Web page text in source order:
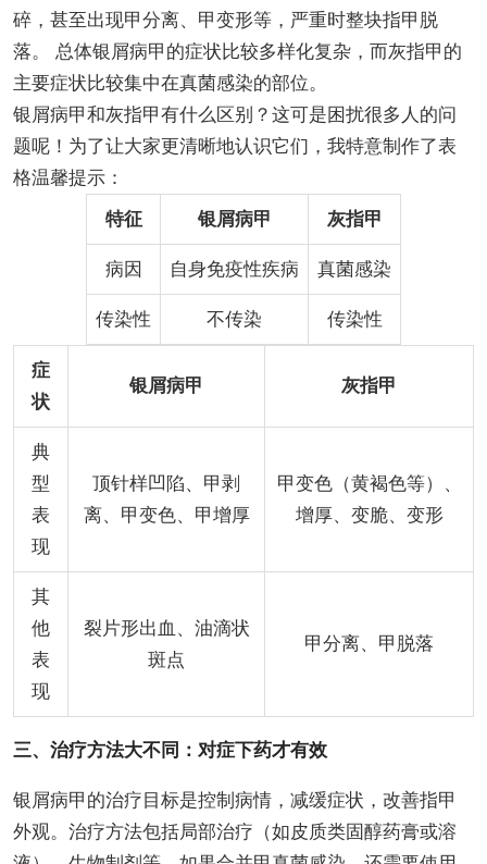
碎，甚至出现甲分离、甲变形等，严重时整块指甲脱
落。 总体银屑病甲的症状比较多样化复杂，而灰指甲的
主要症状比较集中在真菌感染的部位。
银屑病甲和灰指甲有什么区别？这可是困扰很多人的问
题呢！为了让大家更清晰地认识它们，我特意制作了表
格温馨提示：
特征
银屑病甲 灰指甲
病因 自身免疫性疾病 真菌感染
传染性 不传染 传染性
症
状
银屑病甲 灰指甲
典
型
表
现
顶针样凹陷、甲剥
离、甲变色、甲增厚
甲变色（黄褐色等）、
增厚、变脆、变形
其
他
表
现
裂片形出血、油滴状
斑点
甲分离、甲脱落
三、治疗方法大不同：对症下药才有效
银屑病甲的治疗目标是控制病情，减缓症状，改善指甲
外观。治疗方法包括局部治疗（如皮质类固醇药膏或溶